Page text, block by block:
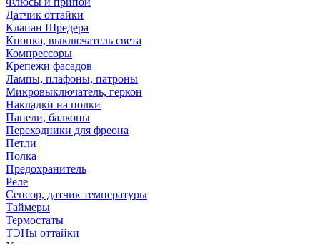
Датчик оттайки
Клапан Шредера
Кнопка, выключатель света
Компрессоры
Крепежи фасадов
Лампы, плафоны, патроны
Микровыключатель, геркон
Накладки на полки
Панели, балконы
Переходники для фреона
Петли
Полка
Предохранитель
Реле
Сенсор, датчик температуры
Таймеры
Термостаты
ТЭНы оттайки